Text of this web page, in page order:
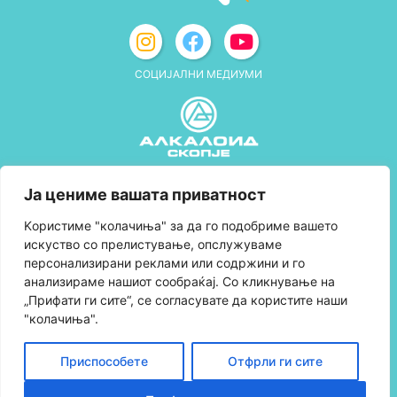
Ја цениме вашата приватност
Kористиме "колачиња" за да го подобриме вашето
искуство со прелистување, опслужуваме
персонализирани реклами или содржини и го
анализираме нашиот сообраќај. Со кликнување на
„Прифати ги сите“, се согласувате да користите наши
"колачиња".
Приспособете Отфрли ги сите
СОЦИЈАЛНИ МЕДИУМИ
Правила и услови за користење
Политика за колачиња
Правила за учество во програмата за
лојалност и политика за собирање поени
Контактирајте нè